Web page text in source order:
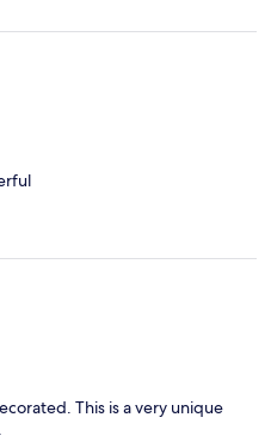
This is a very unique